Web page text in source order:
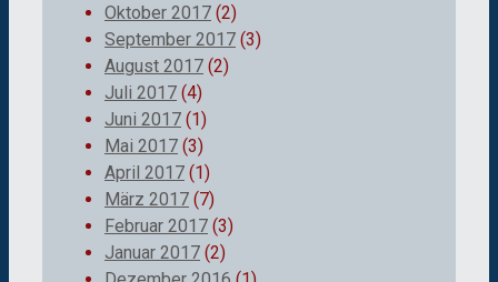
Oktober 2017 (2)
September 2017 (3)
August 2017 (2)
Juli 2017 (4)
Juni 2017 (1)
Mai 2017 (3)
April 2017 (1)
März 2017 (7)
Februar 2017 (3)
Januar 2017 (2)